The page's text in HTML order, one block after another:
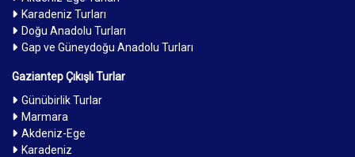
Karadeniz Turları
Doğu Anadolu Turları
Gap ve Güneydoğu Anadolu Turları
Gaziantep Çıkışlı Turlar
Günübirlik Turlar
Marmara
Akdeniz-Ege
Karadeniz